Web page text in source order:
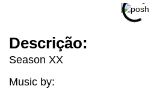
Descrição:
Season XX
Music by: